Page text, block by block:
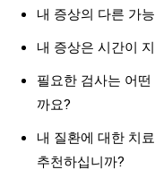
내 증상의 다른 가
내 증상은 시간이
필요한 검사는 어
까요?
내 질환에 대한 치
추천하십니까?